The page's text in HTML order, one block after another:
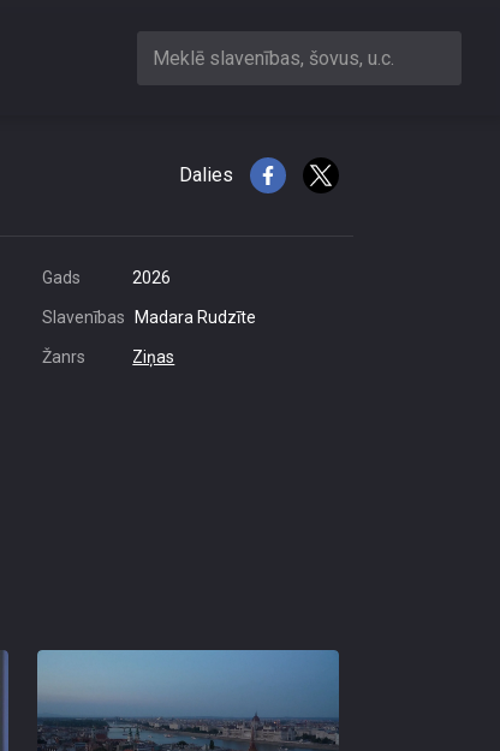
Meklē slavenības, šovus, u.c.
Dalies
Gads 2026
Slavenības Madara Rudzīte
Žanrs Ziņas